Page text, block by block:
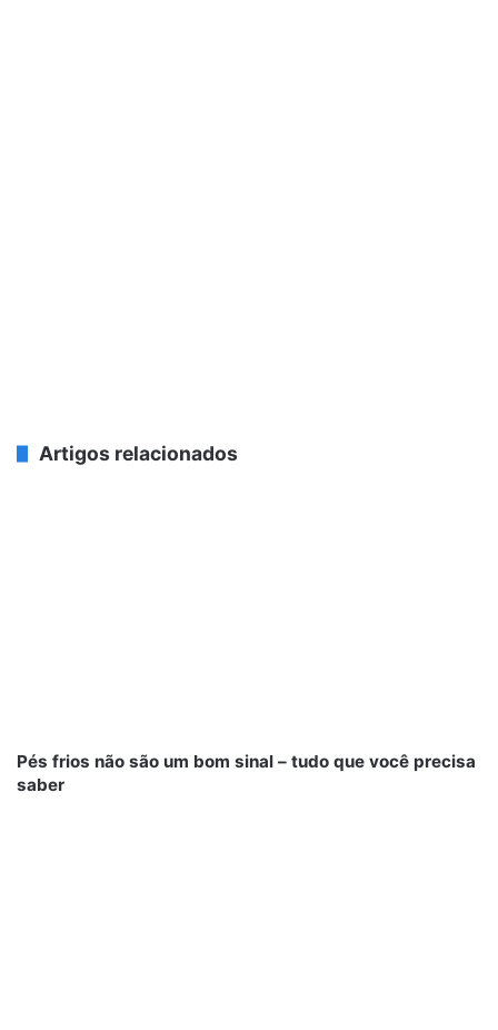
Artigos relacionados
Pés frios não são um bom sinal – tudo que você precisa
saber